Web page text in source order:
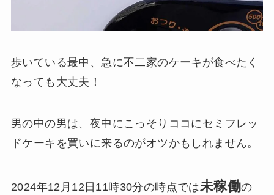
歩いている最中、急に不二家のケーキが食べたく
なっても大丈夫！
男の中の男は、夜中にこっそりココにセミフレッ
ドケーキを買いに来るのがオツかもしれません。
2024年12月12日11時30分の時点では未稼働の